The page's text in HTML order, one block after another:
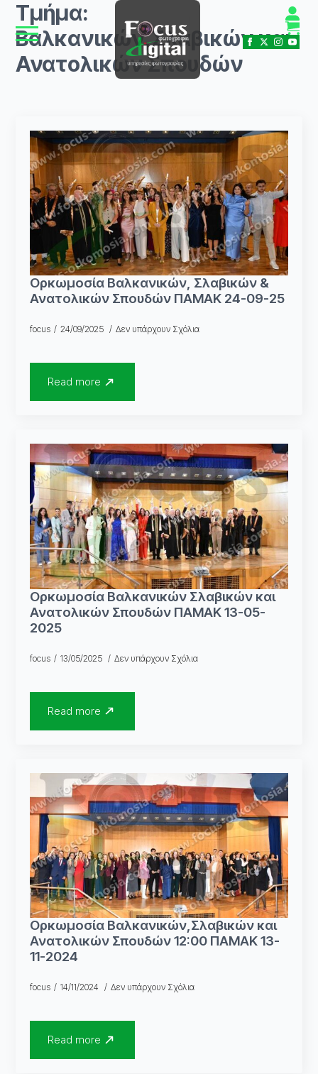
Τμήμα:
Βαλκανικών,Σλαβικών και
Ανατολικών Σπουδών
Ορκωμοσία Βαλκανικών, Σλαβικών &
Ανατολικών Σπουδών ΠΑΜΑΚ 24-09-25
focus 24/09/2025 Δεν υπάρχουν Σχόλια
Read more
Ορκωμοσία Βαλκανικών Σλαβικών και
Ανατολικών Σπουδών ΠΑΜΑΚ 13-05-
2025
focus 13/05/2025 Δεν υπάρχουν Σχόλια
Read more
Ορκωμοσία Βαλκανικών,Σλαβικών και
Ανατολικών Σπουδών 12:00 ΠΑΜΑΚ 13-
11-2024
focus 14/11/2024 Δεν υπάρχουν Σχόλια
Read more